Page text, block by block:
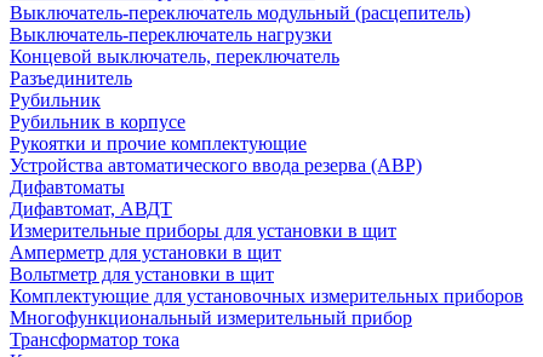
Выключатель-переключатель модульный (расцепитель)
Выключатель-переключатель нагрузки
Концевой выключатель, переключатель
Разъединитель
Рубильник
Рубильник в корпусе
Рукоятки и прочие комплектующие
Устройства автоматического ввода резерва (АВР)
Дифавтоматы
Дифавтомат, АВДТ
Измерительные приборы для установки в щит
Амперметр для установки в щит
Вольтметр для установки в щит
Комплектующие для установочных измерительных приборов
Многофункциональный измерительный прибор
Трансформатор тока